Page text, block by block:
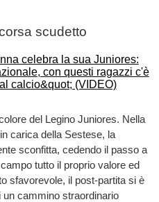
scudetto
del Legino Juniores. Nella
carica della Sestese, la
sconfitta, cedendo il passo a
tutto il proprio valore ed
sfavorevole, il post-partita si è
cammino straordinario